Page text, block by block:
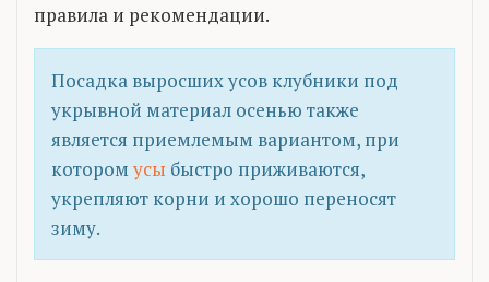
правила и рекомендации.
Посадка выросших усов клубники под
укрывной материал осенью также
является приемлемым вариантом, при
которомусы быстро приживаются,
укрепляют корни и хорошо переносят
зиму.